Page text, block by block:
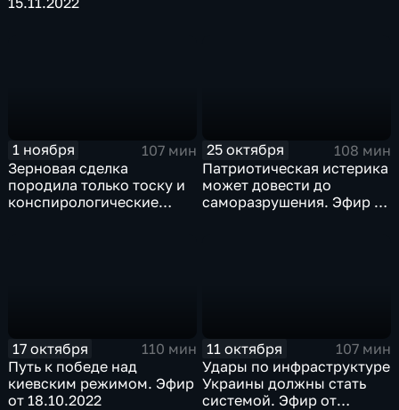
1 ноября
107 мин
Зерновая сделка
породила только тоску и
конспирологические
25 октября
108 мин
Патриотическая истерика
может довести до
саморазрушения. Эфир от
17 октября
110 мин
Путь к победе над
киевским режимом. Эфир
от 18.10.2022
11 октября
107 мин
Удары по инфраструктуре
Украины должны стать
системой. Эфир от